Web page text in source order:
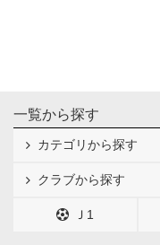
一覧から探す
カテゴリから探す
クラブから探す
Ｊ1